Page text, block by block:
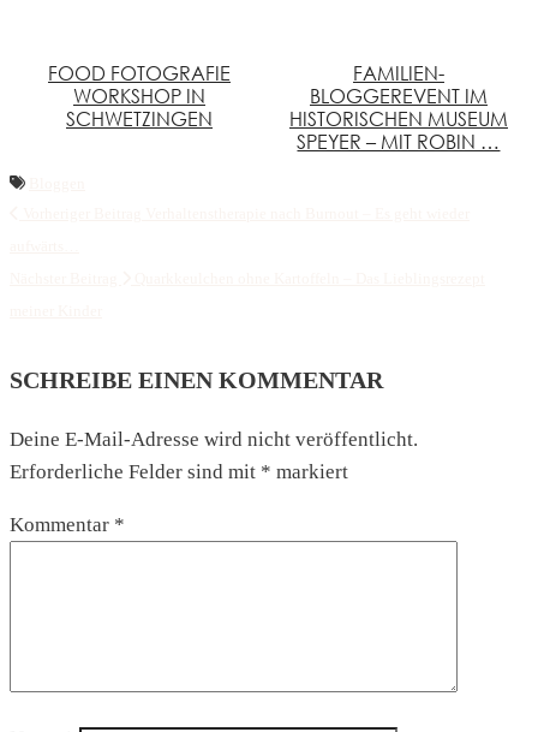
FOOD FOTOGRAFIE
WORKSHOP IN
SCHWETZINGEN
FAMILIEN-
BLOGGEREVENT IM
HISTORISCHEN MUSEUM
SPEYER – MIT ROBIN …
SCHREIBE EINEN KOMMENTAR
Deine E-Mail-Adresse wird nicht veröffentlicht.
Erforderliche Felder sind mit * markiert
Kommentar *